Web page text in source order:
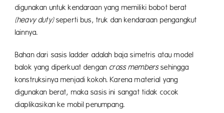
digunakan untuk kendaraan yang memiliki bobot berat
(heavy duty)seperti bus, truk dan kendaraan pengangkut
lainnya.
Bahan dari sasis ladder adalah baja simetris atau model
balok yang diperkuat dengan cross memberssehingga
konstruksinya menjadi kokoh. Karena material yang
digunakan berat, maka sasis ini sangat tidak cocok
diaplikasikan ke mobil penumpang.